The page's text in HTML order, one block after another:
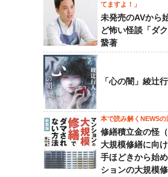
てますよ！」
未発売のAVから
ど怖い怪談「ダ
䖸著
「心の闇」綾辻
本で読み解くNEWSの
修繕積立金の怪
大規模修繕に向
手ほどきから始
ションの大規模